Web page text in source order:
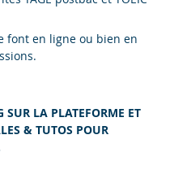
font en ligne ou bien en
LA PLATEFORME ET
& TUTOS POUR